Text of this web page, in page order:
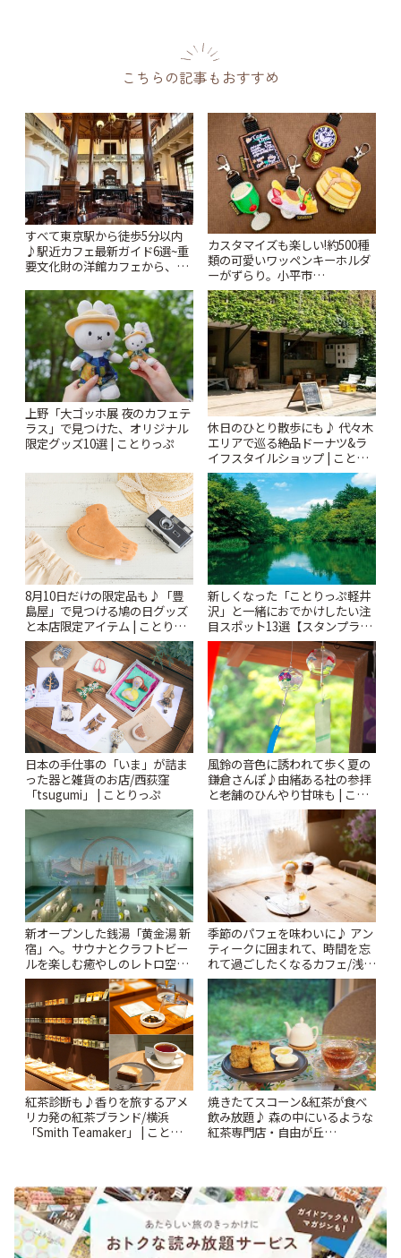
こちらの記事もおすすめ
すべて東京駅から徒歩5分以内
♪駅近カフェ最新ガイド6選~重
要文化財の洋館カフェから、改
りっぷ
カスタマイズも楽しい!約500種
類の可愛いワッペンキーホルダ
ーがずらり。小平市
「Kimamaya T&K」 | ことりっ
ぷ
上野「大ゴッホ展 夜のカフェテ
ラス」で見つけた、オリジナル
限定グッズ10選 | ことりっぷ
休日のひとり散歩にも♪ 代々木
エリアで巡る絶品ドーナツ&ラ
イフスタイルショップ | ことり
っぷ
8月10日だけの限定品も♪「豊
島屋」で見つける鳩の日グッズ
と本店限定アイテム | ことりっ
ぷ
新しくなった「ことりっぷ軽井
沢」と一緒におでかけしたい注
目スポット13選【スタンプラリ
ー開催中】 | ことりっぷ
日本の手仕事の「いま」が詰ま
った器と雑貨のお店/西荻窪
「tsugumi」 | ことりっぷ
風鈴の音色に誘われて歩く夏の
鎌倉さんぽ♪由緒ある社の参拝
と老舗のひんやり甘味も | こと
りっぷ
新オープンした銭湯「黄金湯 新
宿」へ。サウナとクラフトビー
ルを楽しむ癒やしのレトロ空間
| ことりっぷ
季節のパフェを味わいに♪ アン
ティークに囲まれて、時間を忘
れて過ごしたくなるカフェ/浅草
「annorum cafe」 | ことりっぷ
紅茶診断も♪香りを旅するアメ
リカ発の紅茶ブランド/横浜
「Smith Teamaker」 | ことりっ
焼きたてスコーン&紅茶が食べ
飲み放題♪ 森の中にいるような
紅茶専門店・自由が丘